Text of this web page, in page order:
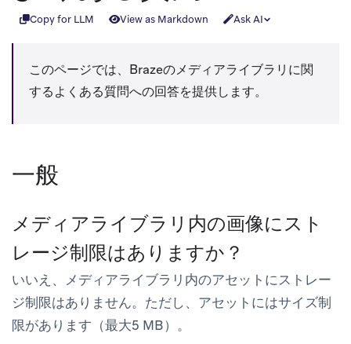
Copy for LLM View as Markdown Ask AI
このページでは、Brazeのメディアライブラリに関
するよくある質問への回答を提供します。
一般
メディアライブラリ内の画像にスト
レージ制限はありますか？
いいえ、メディアライブラリ内のアセットにストレー
ジ制限はありません。ただし、アセットにはサイズ制
限があります（最大5 MB）。